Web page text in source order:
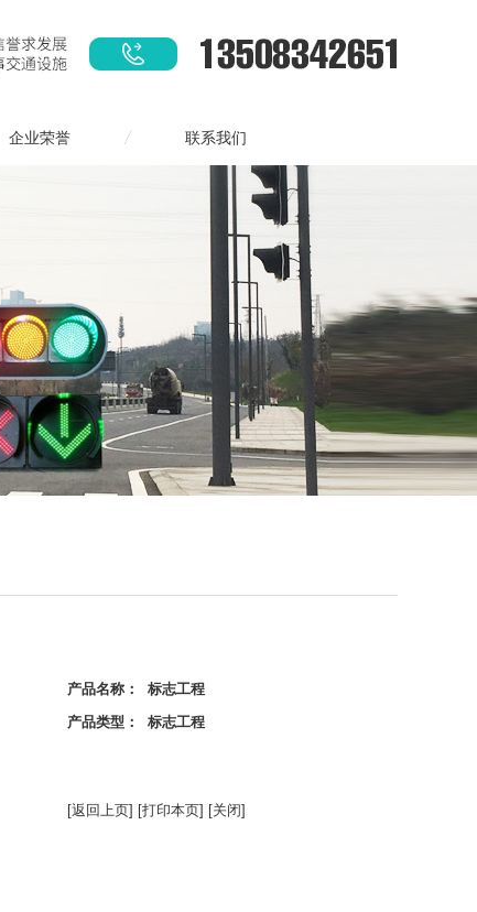
企业荣誉 联系我们
产品名称： 标志工程
产品类型： 标志工程
[返回上页] [打印本页] [关闭]